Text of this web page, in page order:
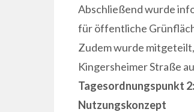
Abschließend wurde
für öffentliche
Zudem wurde
Kingersheimer Straße
Tagesordnungspunkt
Nutzungskonzept